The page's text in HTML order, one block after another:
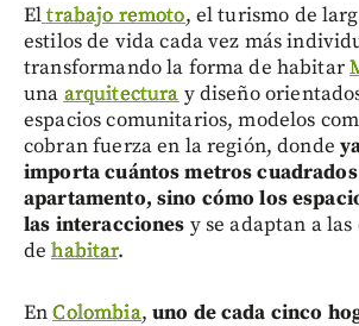
Eltrabajo remoto, el turismo de
estilos de vida cada vez más
transformando la forma de habitar
una arquitectura y diseño
espacios comunitarios, modelos
cobran fuerza en la región, donde
importa cuántos metros
apartamento, sino cómo los
las interacciones y se adaptan a
dehabitar.
EnColombia, uno de cada cinco